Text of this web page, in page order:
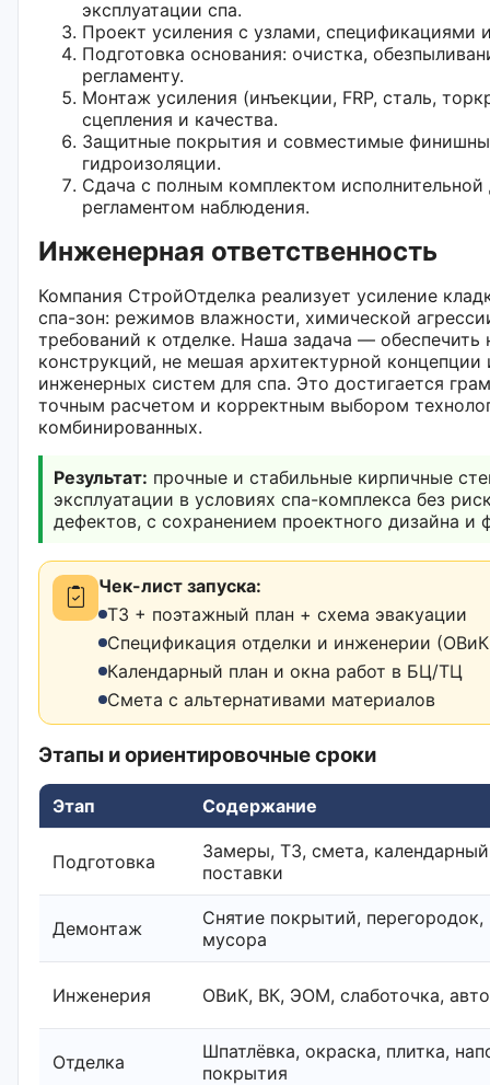
эксплуатации спа.
Проект усиления с узлами, спецификациями
Подготовка основания: очистка,
регламенту.
Монтаж усиления (инъекции, FRP, сталь,
сцепления и качества.
Защитные покрытия и совместимые
гидроизоляции.
Сдача с полным комплектом
регламентом наблюдения.
Инженерная ответственность
Компания СтройОтделка реализует усиление
спа-зон: режимов влажности, химической
требований к отделке. Наша задача —
конструкций, не мешая архитектурной концепции
инженерных систем для спа. Это достигается
точным расчетом и корректным выбором
комбинированных.
Результат: прочные и стабильные кирпичные
эксплуатации в условиях спа-комплекса без
дефектов, с сохранением проектного дизайна
Чек-лист запуска:
ТЗ + поэтажный план + схема эвакуации
Спецификация отделки и инженерии
Календарный план и окна работ в БЦ/ТЦ
Смета с альтернативами материалов
Этапы и ориентировочные сроки
Этап Содержание
Подготовка
Замеры, ТЗ, смета,
поставки
Демонтаж
Снятие покрытий, перегородок,
мусора
Инженерия ОВиК, ВК, ЭОМ, слаботочка,
Отделка
Шпатлёвка, окраска, плитка,
покрытия